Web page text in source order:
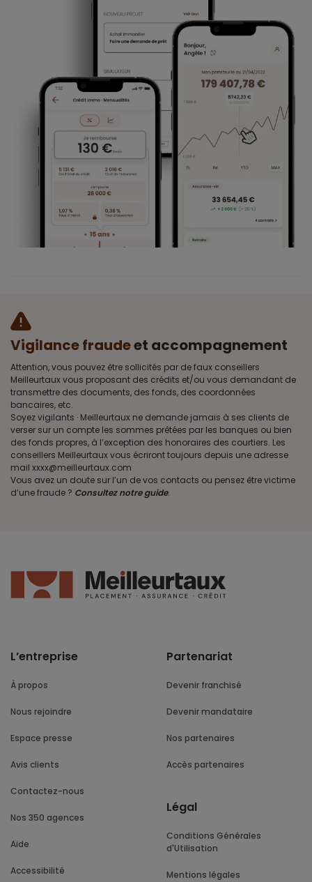
Vigilance fraudeet accompagnement
Attention, vous pouvez être sollicités par de faux conseillers
Meilleurtaux vous proposant des crédits et/ou vous demandant de
transmettre des documents, des fonds, des coordonnées
bancaires, etc.
Soyez vigilants · Meilleurtaux ne demande jamais à ses clients de
verser sur un compte les sommes prêtées par les banques ou bien
des fonds propres, à l’exception des honoraires des courtiers. Les
conseillers Meilleurtaux vous écriront toujours depuis une adresse
mail xxxx@meilleurtaux.com
Vous avez un doute sur l’un de vos contacts ou pensez être victime
d’une fraude ? Consultez notre guide.
L’entreprise
À propos
Nous rejoindre
Espace presse
Avis clients
Contactez-nous
Nos 350 agences
Aide
Accessibilité
Partenariat
Devenir franchisé
Devenir mandataire
Nos partenaires
Accès partenaires
Légal
Conditions Générales
d'Utilisation
Mentions légales